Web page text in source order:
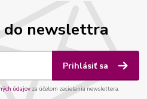
do newslettra
Prihlásiť sa
údajov za účelom zasielania newslettera.